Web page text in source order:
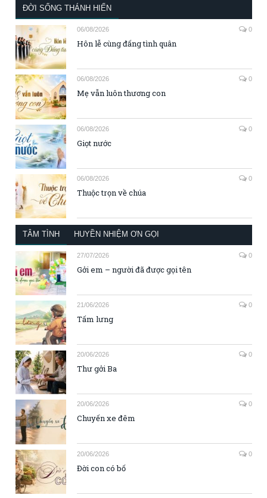
ĐỜI SỐNG THÁNH HIẾN
06/08/2026 0
Hôn lễ cùng đấng tình quân
06/08/2026 0
Mẹ vẫn luôn thương con
06/08/2026 0
Giọt nước
06/08/2026 0
Thuộc trọn về chúa
TÂM TÌNH HUYỀN NHIỆM ƠN GỌI
27/07/2026 0
Gởi em – người đã được gọi tên
21/06/2026 0
Tấm lưng
20/06/2026 0
Thư gởi Ba
20/06/2026 0
Chuyến xe đêm
20/06/2026 0
Đời con có bố